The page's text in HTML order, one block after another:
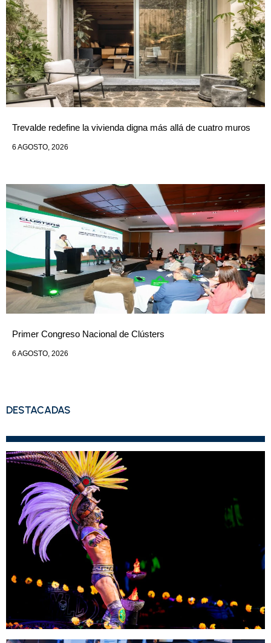
Trevalde redefine la vivienda digna más allá de cuatro muros
6 AGOSTO, 2026
Primer Congreso Nacional de Clústers
6 AGOSTO, 2026
DESTACADAS